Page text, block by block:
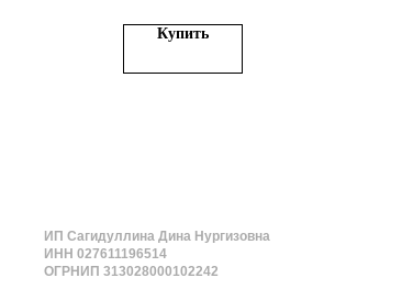
Купить
ИП Сагидуллина Дина Нургизовна
ИНН 027611196514
ОГРНИП 313028000102242